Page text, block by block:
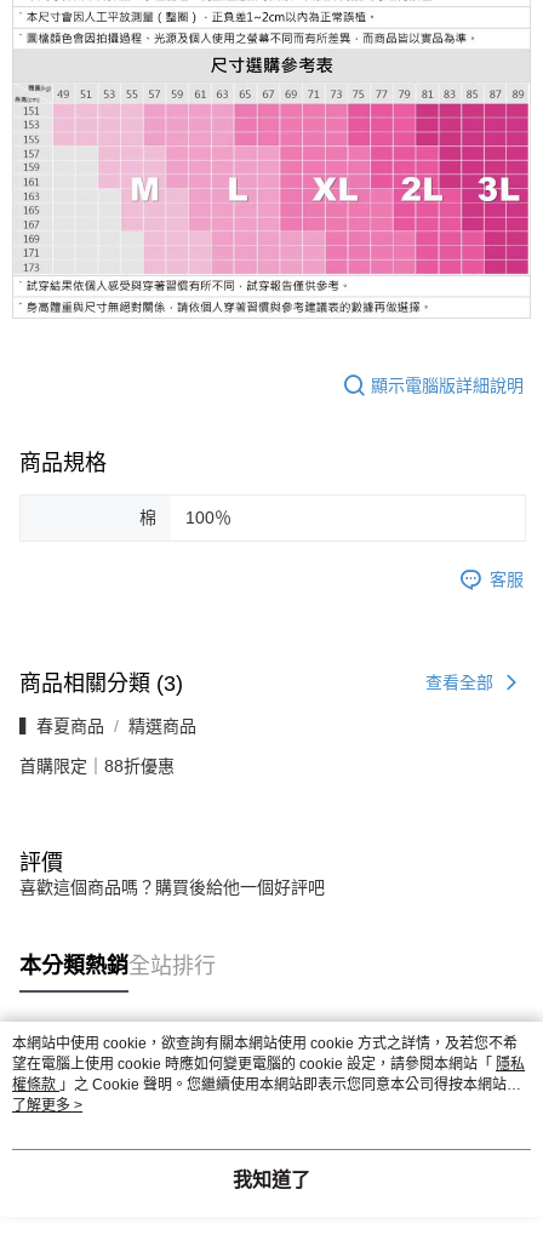
顯示電腦版詳細說明
商品規格
棉 100％
客服
商品相關分類 (3) 查看全部
▍春夏商品 精選商品
首購限定｜88折優惠
評價
喜歡這個商品嗎？購買後給他一個好評吧
本分類熱銷全站排行
熱門標籤
本網站中使用 cookie，欲查詢有關本網站使用 cookie 方式之詳情，及若您不希
望在電腦上使用 cookie 時應如何變更電腦的 cookie 設定，請參閱本網站「 隱私
權條款 」之 Cookie 聲明。您繼續使用本網站即表示您同意本公司得按本網站使
用條款之 Cookie 聲明使用 cookie。
了解更多 >
我知道了